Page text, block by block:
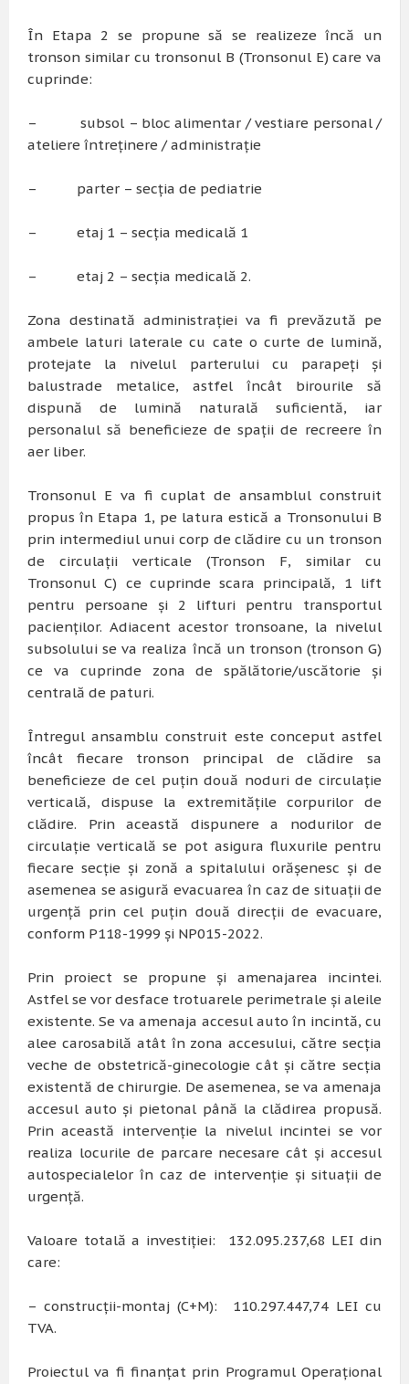
În Etapa 2 se propune să se realizeze încă un
tronson similar cu tronsonul B (Tronsonul E) care va
cuprinde:
– subsol – bloc alimentar / vestiare personal /
ateliere întreținere / administrație
– parter – secția de pediatrie
– etaj 1 – secția medicală 1
– etaj 2 – secția medicală 2.
Zona destinată administrației va fi prevăzută pe
ambele laturi laterale cu cate o curte de lumină,
protejate la nivelul parterului cu parapeți și
balustrade metalice, astfel încât birourile să
dispună de lumină naturală suficientă, iar
personalul să beneficieze de spații de recreere în
aer liber.
Tronsonul E va fi cuplat de ansamblul construit
propus în Etapa 1, pe latura estică a Tronsonului B
prin intermediul unui corp de clădire cu un tronson
de circulații verticale (Tronson F, similar cu
Tronsonul C) ce cuprinde scara principală, 1 lift
pentru persoane și 2 lifturi pentru transportul
pacienților. Adiacent acestor tronsoane, la nivelul
subsolului se va realiza încă un tronson (tronson G)
ce va cuprinde zona de spălătorie/uscătorie și
centrală de paturi.
Întregul ansamblu construit este conceput astfel
încât fiecare tronson principal de clădire sa
beneficieze de cel puțin două noduri de circulație
verticală, dispuse la extremitățile corpurilor de
clădire. Prin această dispunere a nodurilor de
circulație verticală se pot asigura fluxurile pentru
fiecare secție și zonă a spitalului orășenesc și de
asemenea se asigură evacuarea în caz de situații de
urgență prin cel puțin două direcții de evacuare,
conform P118-1999 și NP015-2022.
Prin proiect se propune și amenajarea incintei.
Astfel se vor desface trotuarele perimetrale și aleile
existente. Se va amenaja accesul auto în incintă, cu
alee carosabilă atât în zona accesului, către secția
veche de obstetrică-ginecologie cât și către secția
existentă de chirurgie. De asemenea, se va amenaja
accesul auto și pietonal până la clădirea propusă.
Prin această intervenție la nivelul incintei se vor
realiza locurile de parcare necesare cât și accesul
autospecialelor în caz de intervenție și situații de
urgență.
Valoare totală a investiției: 132.095.237,68 LEI din
care:
– construcții-montaj (C+M): 110.297.447,74 LEI cu
TVA.
Proiectul va fi finanțat prin Programul Operațional